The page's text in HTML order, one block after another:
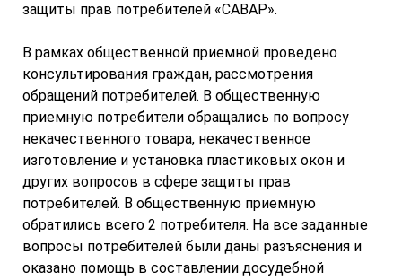
защиты прав потребителей «САВАР».
В рамках общественной приемной проведено
консультирования граждан, рассмотрения
обращений потребителей. В общественную
приемную потребители обращались по вопросу
некачественного товара, некачественное
изготовление и установка пластиковых окон и
других вопросов в сфере защиты прав
потребителей. В общественную приемную
обратились всего 2 потребителя. На все заданные
вопросы потребителей были даны разъяснения и
оказано помощь в составлении досудебной